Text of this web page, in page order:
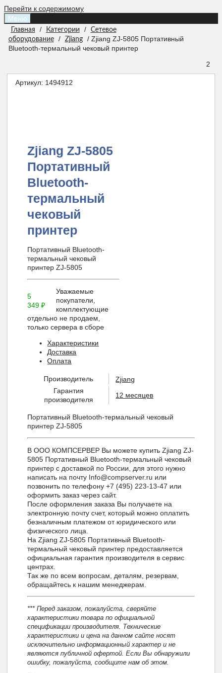
Перейти к содержимому
Меню
Главная / Категории /
Сетевое
оборудование
/ Zjiang
/ Zjiang ZJ-5805 Портативный
Bluetooth-термальный чековый принтер
2
Артикул: 1494912
Zjiang ZJ-5805
Портативный
Bluetooth-
термальный
чековый
принтер
Портативный Bluetooth-
термальный чековый
принтер ZJ-5805
5
349₽
Уважаемые
покупатели,
комплектующие
отдельно не продаем,
только сервера в сборе
Характеристики
Доставка
Оплата
Производитель
Zjiang
Гарантия
производителя
12 месяцев
Портативный Bluetooth-термальный чековый
принтер ZJ-5805
В ООО КОМПСЕРВЕР Вы можете купить Zjiang ZJ-
5805 Портативный Bluetooth-термальный чековый
принтер с доставкой по России, для этого нужно
написать на почту Info@compserver.ru или
позвонить по телефону +7 (495) 223-13-47 или
оформить заказ через сайт.
После оформления заказа Вы получаете на
электронную почту счет, который можно оплатить
безналичным платежом от юридического или
физического лица.
На Zjiang ZJ-5805 Портативный Bluetooth-
термальный чековый принтер предоставляется
официальная гарантия производителя в сервис
центрах.
Так же по всем вопросам, деталям, резервам,
обращайтесь к нашим менеджерам.
*** Перед заказом, пожалуйста, сверяйте
характеристики товара по официальной
спецификации производителя. Технические
характеристики и цена на данном сайте носят
исключительно информационный характер и не
являются публичной офертой. Если Вы обнаружили
ошибку, пожалуйста, сообщите нам об этом.